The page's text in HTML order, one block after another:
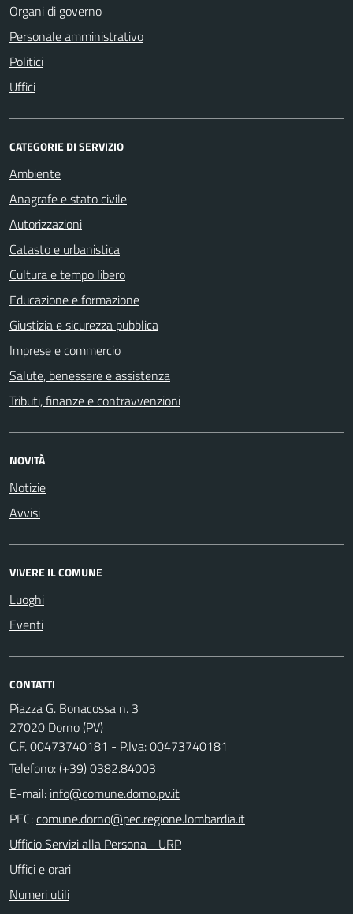
Organi di governo
Personale amministrativo
Politici
Uffici
CATEGORIE DI SERVIZIO
Ambiente
Anagrafe e stato civile
Autorizzazioni
Catasto e urbanistica
Cultura e tempo libero
Educazione e formazione
Giustizia e sicurezza pubblica
Imprese e commercio
Salute, benessere e assistenza
Tributi, finanze e contravvenzioni
NOVITÀ
Notizie
Avvisi
VIVERE IL COMUNE
Luoghi
Eventi
CONTATTI
Piazza G. Bonacossa n. 3
27020 Dorno (PV)
C.F. 00473740181 - P.Iva: 00473740181
Telefono:(+39) 0382.84003
E-mail:
PEC:
Ufficio Servizi alla Persona - URP
Uffici e orari
Numeri utili